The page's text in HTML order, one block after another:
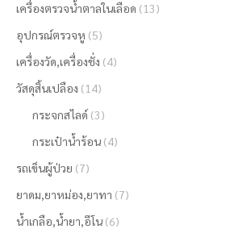
เครื่องตรวจน้ำตาลในเลือด (13)
อุปกรณ์ตรวจหู (5)
เครื่องวัด,เครื่องชั่ง (4)
วัสดุสิ้นเปลือง (14)
กระจกสไลด์ (3)
กระเป๋าน้ำร้อน (4)
รถเข็นผู้ป่วย (7)
ยาดม,ยาหม่อง,ยาทา (7)
น้ำเกลือ,น้ำยา,อีโน (6)